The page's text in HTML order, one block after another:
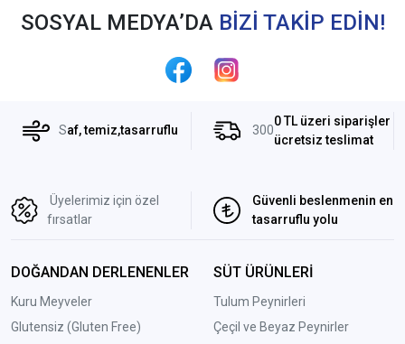
SOSYAL MEDYA’DA BİZİ TAKİP EDİN!
Saf, temiz,tasarruflu 300
0 TL üzeri siparişler
ücretsiz teslimat
Üyelerimiz için özel
fırsatlar
Güvenli beslenmenin en
tasarruflu yolu
DOĞANDAN DERLENENLER
Kuru Meyveler
Glutensiz (Gluten Free)
SÜT ÜRÜNLERİ
Tulum Peynirleri
Çeçil ve Beyaz Peynirler